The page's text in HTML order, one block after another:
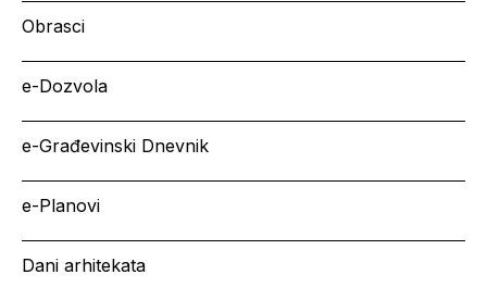
Obrasci
e-Dozvola
e-Građevinski Dnevnik
e-Planovi
Dani arhitekata